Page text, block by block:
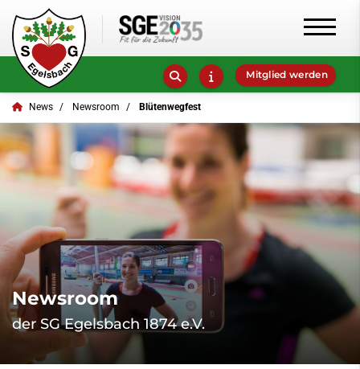
Mitglied werden
News Newsroom Blütenwegfest
Newsroom
der SG Egelsbach 1874 e.V.